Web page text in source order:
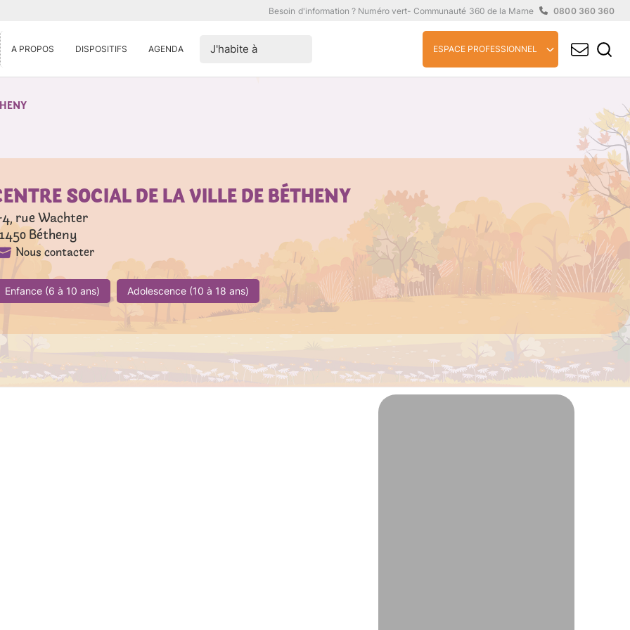
Besoin d'information ? Numéro vert- Communauté 360 de la Marne 0800 360 360
A PROPOS DISPOSITIFS AGENDA ESPACE PROFESSIONNEL
J'habite à
SOCIAL DE LA VILLE DE BÉTHENY
rue Wachter
Bétheny
Nous contacter
Enfance (6 à 10 ans) Adolescence (10 à 18 ans)